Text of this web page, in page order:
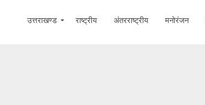
उत्तराखण्ड राष्ट्रीय अंतरराष्ट्रीय मनोरंजन